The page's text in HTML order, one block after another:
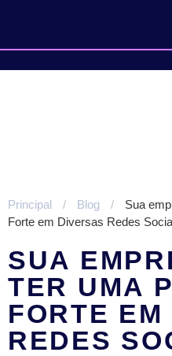
Principal / Blog /
Sua
Forte em Diversas Redes
SUA
TER UMA
FORTE
REDES